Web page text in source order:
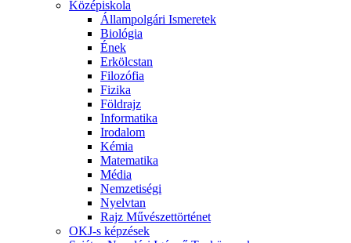
Középiskola
Állampolgári Ismeretek
Biológia
Ének
Erkölcstan
Filozófia
Fizika
Földrajz
Informatika
Irodalom
Kémia
Matematika
Média
Nemzetiségi
Nyelvtan
Rajz Művészettörténet
OKJ-s képzések